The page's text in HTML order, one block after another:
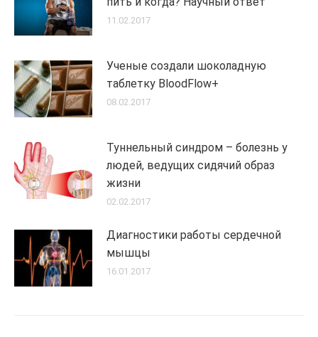
11.02.2017
Ученые создали шоколадную
таблетку BloodFlow+
08.02.2017
Туннельный синдром – болезнь у
людей, ведущих сидячий образ
жизни
02.02.2017
Диагностики работы сердечной
мышцы
16.01.2017